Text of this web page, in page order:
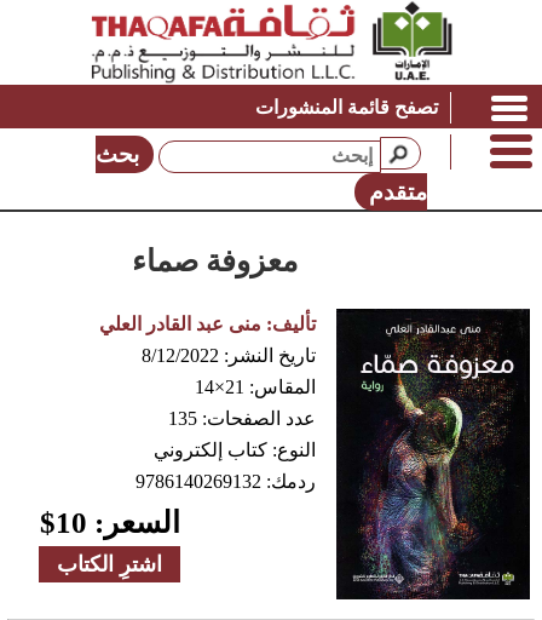
تصفح قائمة المنشورات
بحث
متقدم
معزوفة صماء
تأليف: منى عبد القادر العلي
تاريخ النشر: 8/12/2022
المقاس: 21×14
عدد الصفحات: 135
النوع: كتاب إلكتروني
ردمك: 9786140269132
السعر: 10
$
اشترِ الكتاب